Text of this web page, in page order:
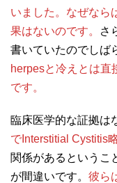
いました。なぜなら
果はないのです。
さ
書いていたのでしば
herpesと冷えとは直
です。
臨床医学的な証拠は
でInterstitial Cystitis
関係があるというこ
が間違いです。 彼ら